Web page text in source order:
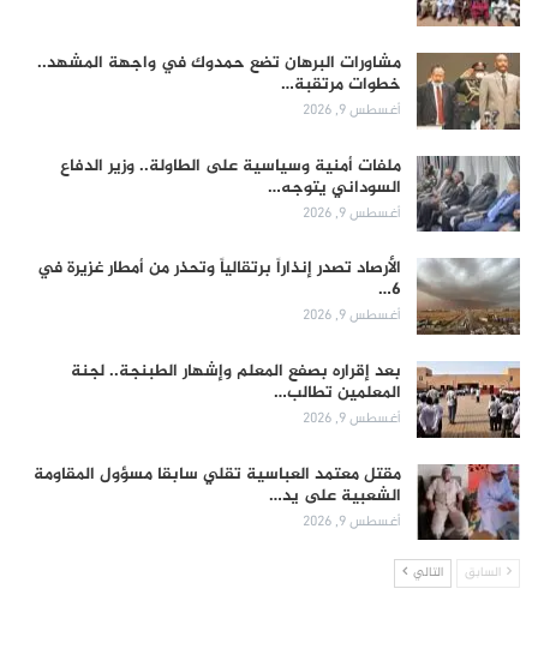
مشاورات البرهان تضع حمدوك في واجهة المشهد..
خطوات مرتقبة…
أغسطس 9, 2026
ملفات أمنية وسياسية على الطاولة.. وزير الدفاع
السوداني يتوجه…
أغسطس 9, 2026
الأرصاد تصدر إنذاراً برتقالياً وتحذر من أمطار غزيرة في
6…
أغسطس 9, 2026
بعد إقراره بصفع المعلم وإشهار الطبنجة.. لجنة
المعلمين تطالب…
أغسطس 9, 2026
مقتل معتمد العباسية تقلي سابقا مسؤول المقاومة
الشعبية على يد…
أغسطس 9, 2026
السابق التالي